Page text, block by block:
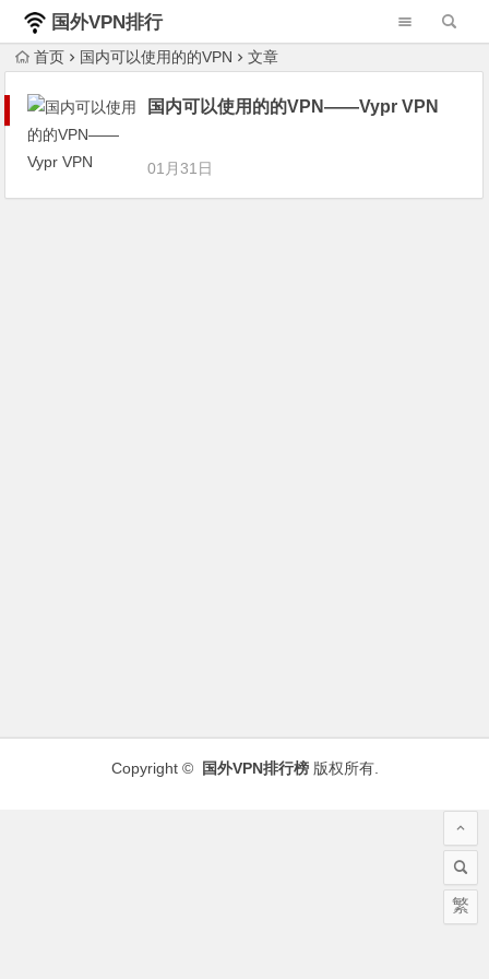
国外VPN排行
榜首页 国内可以使用的的VPN 文章
国内可以使用的的VPN——Vypr VPN
01月31日
Copyright © 国外VPN排行榜版权所有.
繁